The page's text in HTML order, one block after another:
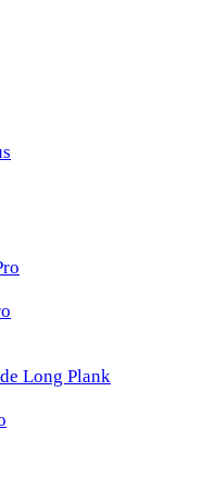
Long Plank